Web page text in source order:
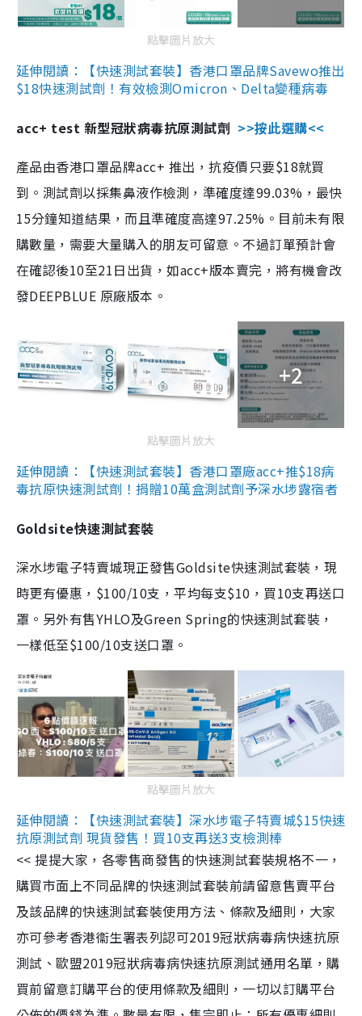
點擊圖片放大
延伸閱讀：【快速測試套裝】香港口罩品牌Savewo推出
$18快速測試劑！有效檢測Omicron、Delta變種病毒
acc+ test 新型冠狀病毒抗原測試劑 >>按此選購<<
產品由香港口罩品牌acc+ 推出，抗疫價只要$18就買
到。測試劑以採集鼻液作檢測，準確度達99.03%，最快
15分鐘知道結果，而且準確度高達97.25%。目前未有限
購數量，需要大量購入的朋友可留意。不過訂單預計會
在確認後10至21日出貨，如acc+版本賣完，將有機會改
發DEEPBLUE 原廠版本。
+2
點擊圖片放大
延伸閱讀：【快速測試套裝】香港口罩廠acc+推$18病
毒抗原快速測試劑！捐贈10萬盒測試劑予深水埗露宿者
Goldsite快速測試套裝
深水埗電子特賣城現正發售Goldsite快速測試套裝，現
時更有優惠，$100/10支，平均每支$10，買10支再送口
罩。另外有售YHLO及Green Spring的快速測試套裝，
一樣低至$100/10支送口罩。
點擊圖片放大
延伸閱讀：【快速測試套裝】深水埗電子特賣城$15快速
抗原測試劑 現貨發售！買10支再送3支檢測棒
<< 提提大家，各零售商發售的快速測試套裝規格不一，
購買市面上不同品牌的快速測試套裝前請留意售賣平台
及該品牌的快速測試套裝使用方法、條款及細則，大家
亦可參考香港衞生署表列認可2019冠狀病毒病快速抗原
測試、歐盟2019冠狀病毒病快速抗原測試通用名單，購
買前留意訂購平台的使用條款及細則，一切以訂購平台